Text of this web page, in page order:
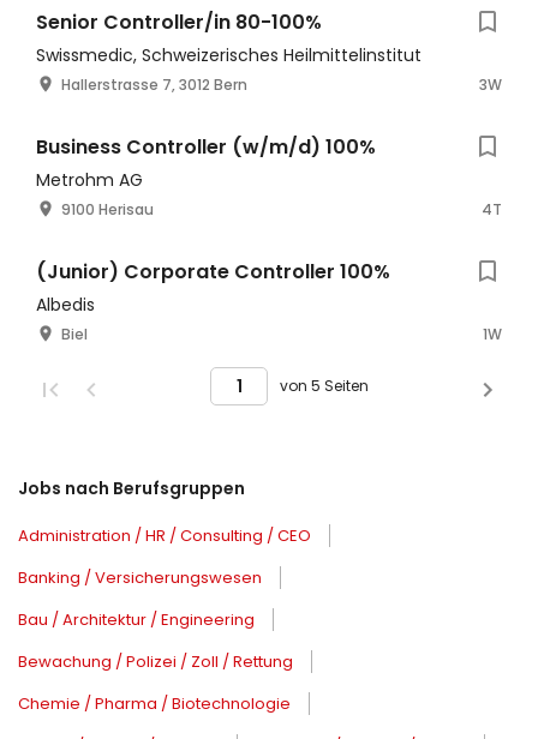
Senior Controller/in 80-100%
Swissmedic, Schweizerisches Heilmittelinstitut
Hallerstrasse 7, 3012 Bern 3W
Business Controller (w/m/d) 100%
Metrohm AG
9100 Herisau 4T
(Junior) Corporate Controller 100%
Albedis
Biel 1W
von 5 Seiten
Jobs nach Berufsgruppen
Administration / HR / Consulting / CEO
Banking / Versicherungswesen
Bau / Architektur / Engineering
Bewachung / Polizei / Zoll / Rettung
Chemie / Pharma / Biotechnologie